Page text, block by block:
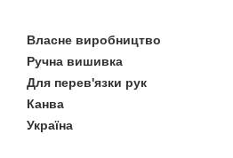
Власне виробництво
Ручна вишивка
Для перев'язки рук
Канва
Україна